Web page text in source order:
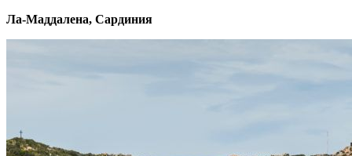
Ла-Маддалена, Сардиния